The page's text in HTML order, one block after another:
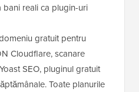
reali ca plugin-uri
gratuit pentru
Cloudflare, scanare
SEO, pluginul gratuit
Toate planurile